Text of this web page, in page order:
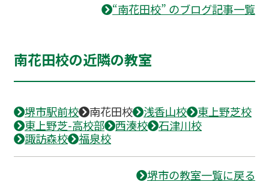
“南花田校” のブログ記事一覧
南花田校の近隣の教室
堺市駅前校 南花田校 浅香山校
東上野芝校
東上野芝-高校部
西湊校
石津川校
諏訪森校
福泉校
堺市の教室一覧に戻る